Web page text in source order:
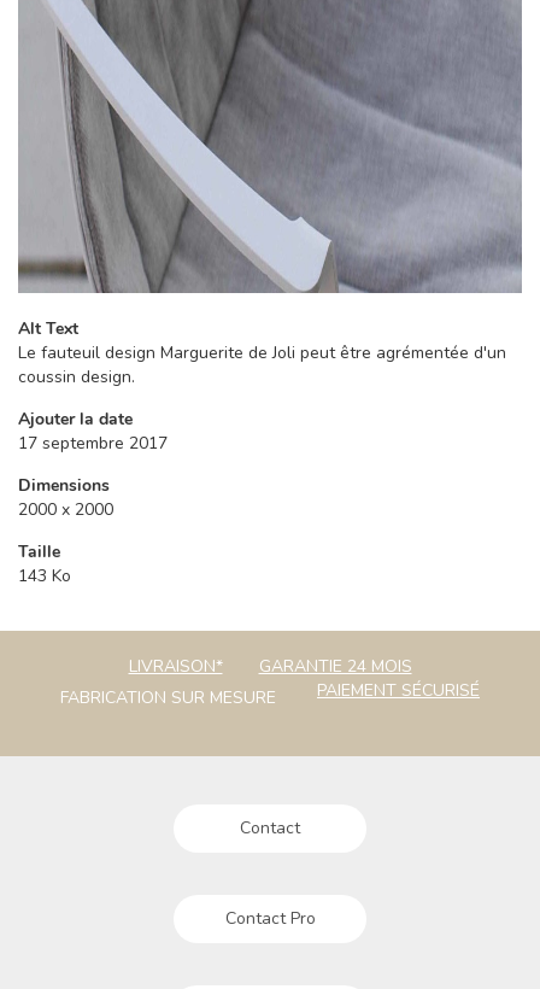
Alt Text
Le fauteuil design Marguerite de Joli peut être agrémentée d'un
coussin design.
Ajouter la date
17 septembre 2017
Dimensions
2000 x 2000
Taille
143 Ko
LIVRAISON*
GARANTIE 24 MOIS
FABRICATION SUR MESURE
PAIEMENT SÉCURISÉ
Contact
Contact Pro